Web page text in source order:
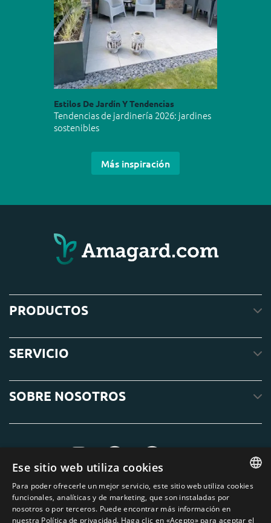
Estilos De Jardín Y Tendencias
Tendencias de jardinería 2026: jardines
sostenibles
Más inspiración
PRODUCTOS
SERVICIO
SOBRE NOSOTROS
DUTCH
Ese sitio web utiliza cookies
Para poder ofrecerle un mejor servicio, este sitio web utiliza cookies
funcionales, analíticas y de marketing, que son instaladas por
nosotros o por terceros. Puede encontrar más información en
nuestra Política de privacidad. Haga clic en «Acepto» para aceptar el